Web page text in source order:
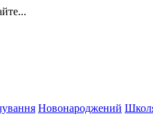
Новонароджений